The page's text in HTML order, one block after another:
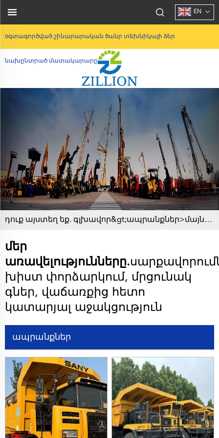
օգտագործված շինարարական ծանր տեխնիկայի ձեր
նախընտրած մատակարարը
EN
դուք այստեղ եք. գլխավոր&gt;ապրանքներ>մայնինգ ինքնաթափ բեռնատար
մեր
առավելությունները.
խիստ փորձարկում, մրցունակ
գներ, վաճառքից հետո
կատարյալ աջակցություն
ապրանքներ